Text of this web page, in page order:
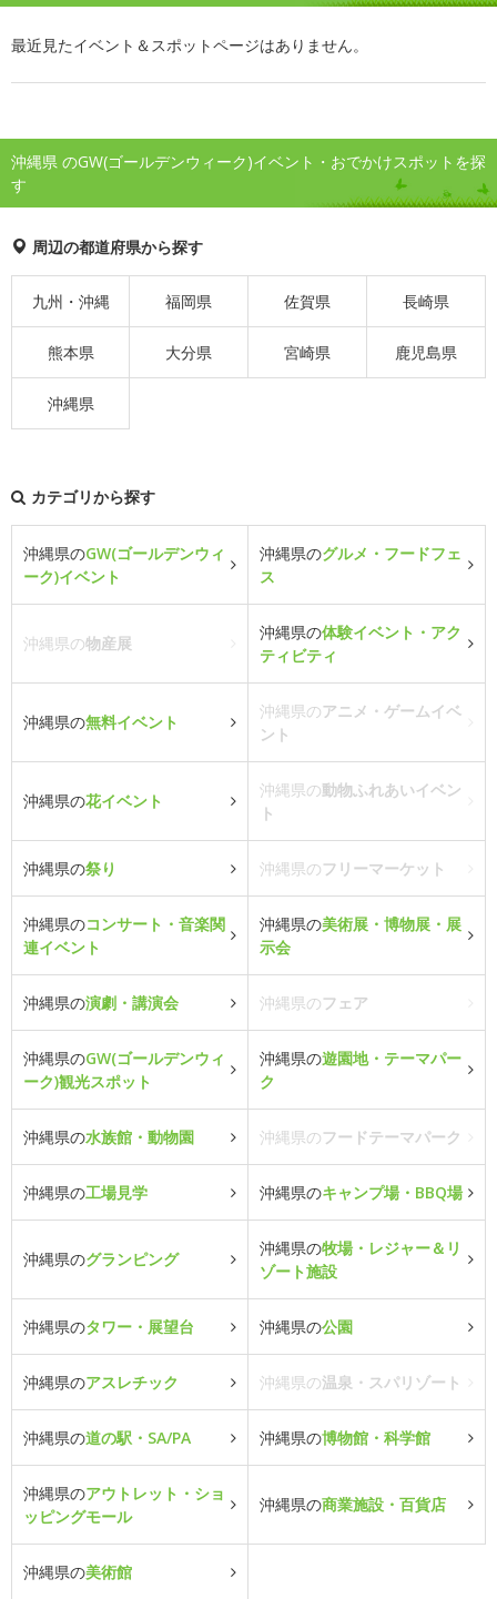
最近見たイベント＆スポットページはありません。
沖縄県 のGW(ゴールデンウィーク)イベント・おでかけスポットを探
す
周辺の都道府県から探す
九州・沖縄 福岡県 佐賀県 長崎県
熊本県 大分県 宮崎県 鹿児島県
沖縄県
カテゴリから探す
沖縄県のGW(ゴールデンウィ
ーク)イベント
沖縄県のグルメ・フードフェ
ス
沖縄県の物産展
沖縄県の体験イベント・アク
ティビティ
沖縄県の無料イベント
沖縄県のアニメ・ゲームイベ
ント
沖縄県の花イベント
沖縄県の動物ふれあいイベン
ト
沖縄県の祭り 沖縄県のフリーマーケット
沖縄県のコンサート・音楽関
連イベント
沖縄県の美術展・博物展・展
示会
沖縄県の演劇・講演会 沖縄県のフェア
沖縄県のGW(ゴールデンウィ
ーク)観光スポット
沖縄県の遊園地・テーマパー
ク
沖縄県の水族館・動物園 沖縄県のフードテーマパーク
沖縄県の工場見学 沖縄県のキャンプ場・BBQ場
沖縄県のグランピング
沖縄県の牧場・レジャー＆リ
ゾート施設
沖縄県のタワー・展望台 沖縄県の公園
沖縄県のアスレチック 沖縄県の温泉・スパリゾート
沖縄県の道の駅・SA/PA 沖縄県の博物館・科学館
沖縄県のアウトレット・ショ
ッピングモール
沖縄県の商業施設・百貨店
沖縄県の美術館